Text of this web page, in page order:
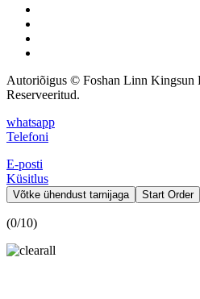
Autoriõigus © Foshan Linn
Reserveeritud.
whatsapp
Telefoni
E-posti
Küsitlus
Võtke ühendust tarnijaga Start Order
(0/10)